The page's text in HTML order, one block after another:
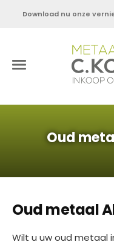
Download nu onze
Oud
Oud metaal
Wilt u uw oud metaal